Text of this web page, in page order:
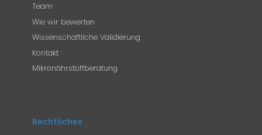
Team
Wie wir bewerten
Wissenschaftliche Validierung
Kontakt
Mikronährstoffberatung
Rechtliches